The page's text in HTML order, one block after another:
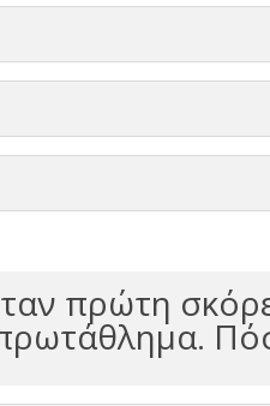
πρώτη